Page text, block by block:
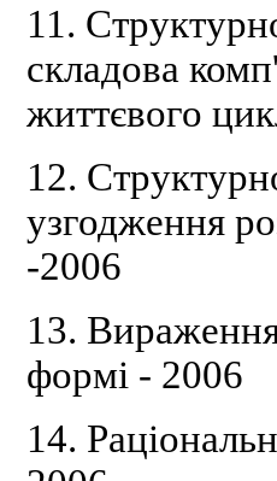
11.
складова
життєвого
12.
узгодження
-2006
13.
формі - 2006
14.